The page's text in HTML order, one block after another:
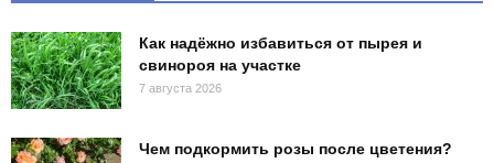
Как надёжно избавиться от пырея и
свинороя на участке
7 августа 2026
Чем подкормить розы после цветения?